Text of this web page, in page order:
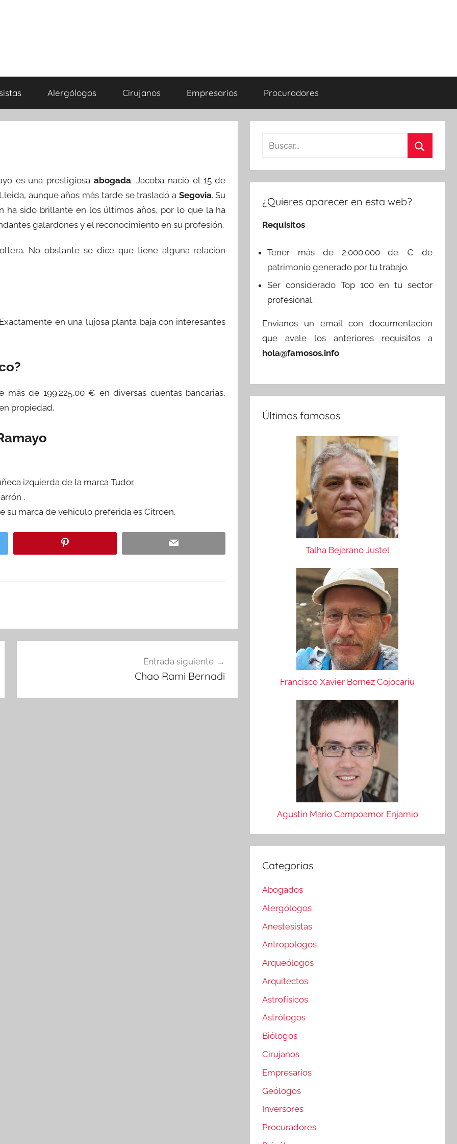
Alergólogos Cirujanos Empresarios Procuradores
es una prestigiosaabogada. Jacoba nació el 15 de
aunque años más tarde se trasladó a Segovia. Su
ha sido brillante en los últimos años, por lo que la ha
galardones y el reconocimiento en su profesión.
No obstante se dice que tiene alguna relación
en una lujosa planta baja con interesantes
más de 199.225,00 € en diversas cuentas bancarias,
propiedad.
izquierda de la marca Tudor.
.
su marca de vehiculo preferida es Citroen.
Entrada siguiente
Chao Rami Bernadi
Buscar:
¿Quieres aparecer en esta web?
Requisitos
Tener más de 2.000.000 de € de
patrimonio generado por tu trabajo.
Ser considerado Top 100 en tu sector
profesional.
Envianos un email con documentación
que avale los anteriores requisitos a
hola@famosos.info
Últimos famosos
Talha Bejarano Justel
Francisco Xavier Bornez Cojocariu
Agustin Mario Campoamor Enjamio
Categorias
Abogados
Alergólogos
Anestesistas
Antropólogos
Arqueólogos
Arquitectos
Astrofísicos
Astrólogos
Biólogos
Cirujanos
Empresarios
Geólogos
Inversores
Procuradores